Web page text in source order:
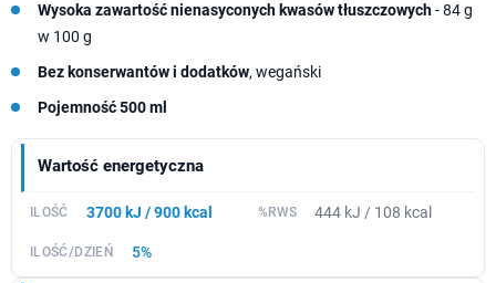
Wysoka zawartość nienasyconych kwasów tłuszczowych- 84 g
w 100 g
Bez konserwantów i dodatków, wegański
Pojemność 500 ml
Wartość energetyczna
3700 kJ / 900 kcal 444 kJ / 108 kcal
5%